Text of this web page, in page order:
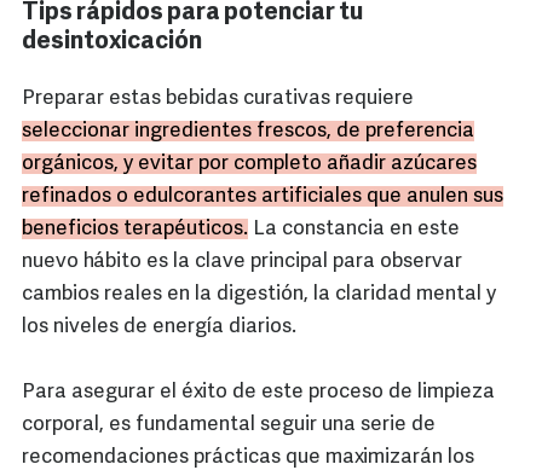
Tips rápidos para potenciar tu
desintoxicación
Preparar estas bebidas curativas requiere
seleccionar ingredientes frescos, de preferencia
orgánicos, y evitar por completo añadir azúcares
refinados o edulcorantes artificiales que anulen sus
beneficios terapéuticos. La constancia en este
nuevo hábito es la clave principal para observar
cambios reales en la digestión, la claridad mental y
los niveles de energía diarios.
Para asegurar el éxito de este proceso de limpieza
corporal, es fundamental seguir una serie de
recomendaciones prácticas que maximizarán los